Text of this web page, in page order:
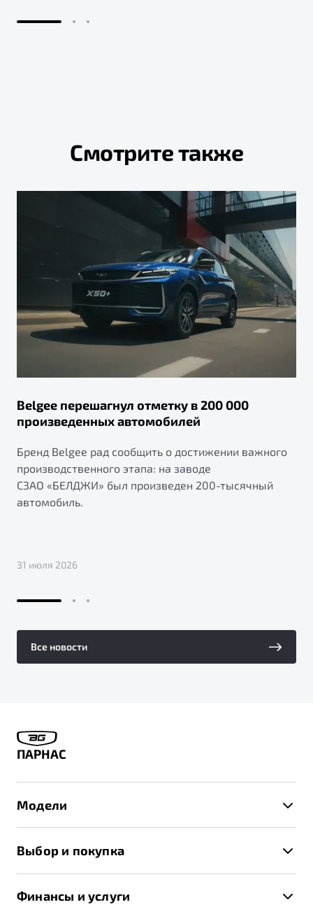
Смотрите также
Belgee перешагнул отметку в 200 000
произведенных автомобилей
Бренд Belgee рад сообщить о достижении важного
производственного этапа: на заводе
СЗАО «БЕЛДЖИ» был произведен 200-тысячный
автомобиль.
31 июля 2026
Все новости
ПАРНАС
Модели
X70
Выбор и покупка
Финансы и услуги